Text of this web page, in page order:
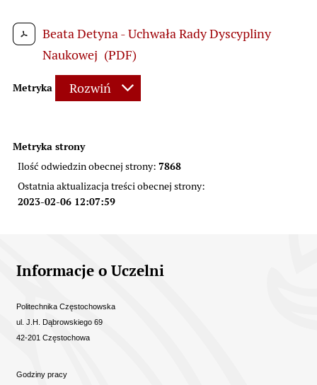
Beata Detyna - Uchwała Rady Dyscypliny
Naukowej (PDF)
Metryka Rozwiń
Metryka strony
Ilość odwiedzin obecnej strony:7868
Ostatnia aktualizacja treści obecnej strony:
2023-02-06 12:07:59
Informacje kontaktowe
Informacje o Uczelni
Politechnika Częstochowska
ul. J.H. Dąbrowskiego 69
42-201 Częstochowa
Godziny pracy